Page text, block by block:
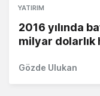
YATIRIM
2016 yılında
milyar
Gözde Ulukan